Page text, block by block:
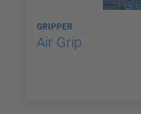
GRIPPER
Air Grip